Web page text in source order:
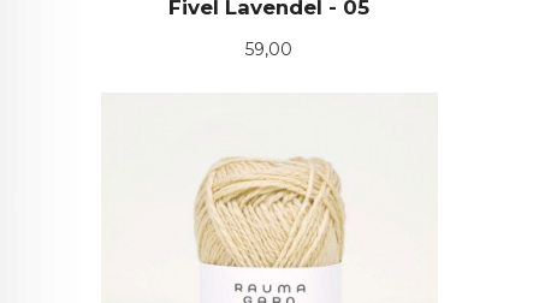
Fivel Lavendel - 05
Pris
59,00